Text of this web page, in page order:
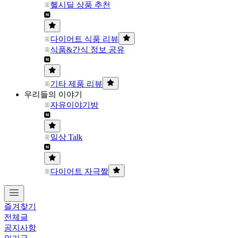
헬시딜 상품 추천
다이어트 식품 리뷰
식품&간식 정보 공유
기타 제품 리뷰
우리들의 이야기
자유이야기방
일상 Talk
다이어트 자극짤
즐겨찾기
전체글
공지사항